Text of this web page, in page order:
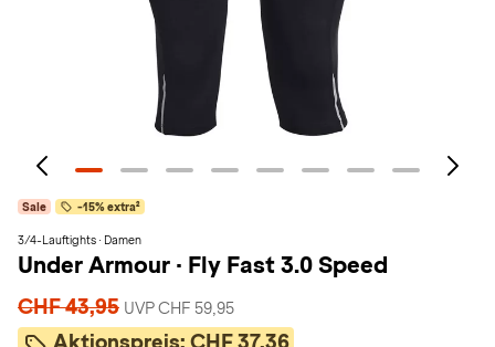
Sale -15% extra²
3/4-Lauftights · Damen
Under Armour · Fly Fast 3.0 Speed
CHF 43,95 UVP CHF 59,95
Aktionspreis: CHF 37,36